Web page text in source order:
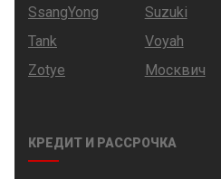
SsangYong
Suzuki
Tank
Voyah
Zotye
Москвич
КРЕДИТ И РАССРОЧКА